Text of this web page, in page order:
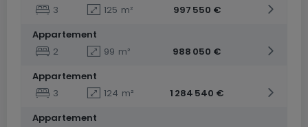
3
125 m²
997 550 €
Appartement
2
99 m²
988 050 €
Appartement
3
124 m²
1 284 540 €
Appartement